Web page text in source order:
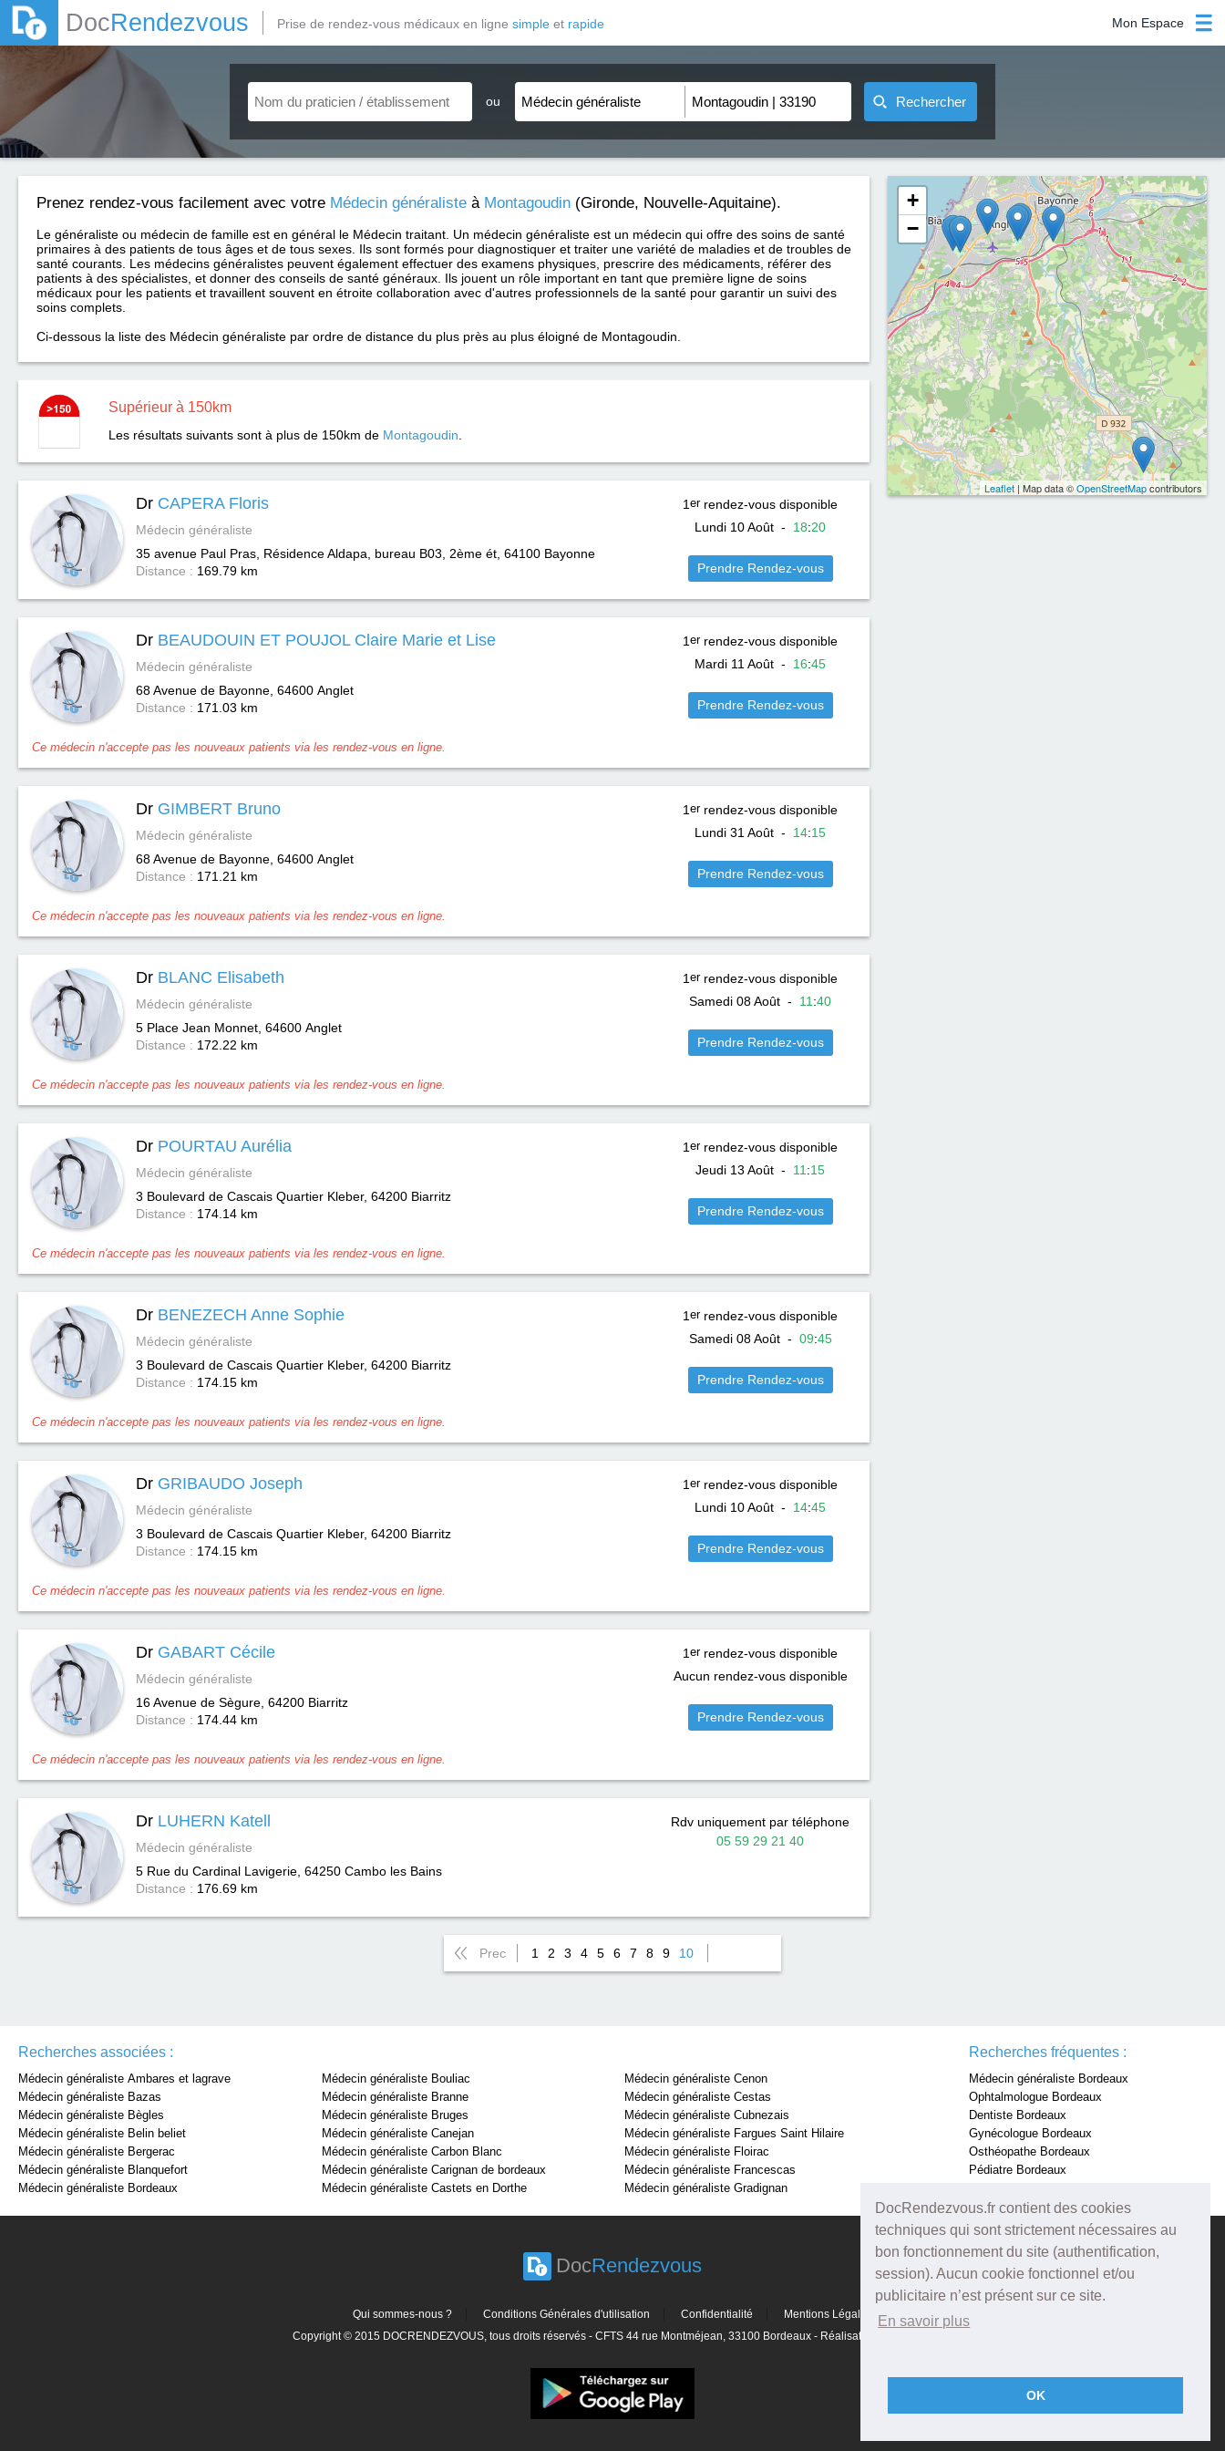
DocRendezvous.fr contient des cookies
techniques qui sont strictement nécessaires au
bon fonctionnement du site (authentification,
session). Aucun cookie fonctionnel et/ou
publicitaire n’est présent sur ce site.
En savoir plus
OK
DocRendezvous Prise de rendez-vous médicaux en ligne simple et rapide Mon Espace
ou Rechercher
+
−
Leaflet| Map data ©OpenStreetMapcontributors
Prenez rendez-vous facilement avec votre Médecin généraliste à Montagoudin (Gironde, Nouvelle-Aquitaine).
Le généraliste ou médecin de famille est en général le Médecin traitant. Un médecin généraliste est un médecin qui offre des soins de santé
primaires à des patients de tous âges et de tous sexes. Ils sont formés pour diagnostiquer et traiter une variété de maladies et de troubles de
santé courants. Les médecins généralistes peuvent également effectuer des examens physiques, prescrire des médicaments, référer des
patients à des spécialistes, et donner des conseils de santé généraux. Ils jouent un rôle important en tant que première ligne de soins
médicaux pour les patients et travaillent souvent en étroite collaboration avec d'autres professionnels de la santé pour garantir un suivi des
soins complets.
Ci-dessous la liste des Médecin généraliste par ordre de distance du plus près au plus éloigné de Montagoudin.
Supérieur à 150km
Les résultats suivants sont à plus de 150km de Montagoudin
Dr CAPERA Floris
Médecin généraliste
35 avenue Paul Pras, Résidence Aldapa, bureau B03, 2ème ét, 64100 Bayonne
Distance : 169.79 km
1 errendez-vous disponible
Lundi 10 Août - 18:20
Prendre Rendez-vous
Dr BEAUDOUIN ET POUJOL Claire Marie et Lise
Médecin généraliste
68 Avenue de Bayonne, 64600 Anglet
Distance : 171.03 km
1 errendez-vous disponible
Mardi 11 Août - 16:45
Prendre Rendez-vous
Ce médecin n'accepte pas les nouveaux patients via les rendez-vous en ligne.
Dr GIMBERT Bruno
Médecin généraliste
68 Avenue de Bayonne, 64600 Anglet
Distance : 171.21 km
1 errendez-vous disponible
Lundi 31 Août - 14:15
Prendre Rendez-vous
Ce médecin n'accepte pas les nouveaux patients via les rendez-vous en ligne.
Dr BLANC Elisabeth
Médecin généraliste
5 Place Jean Monnet, 64600 Anglet
Distance : 172.22 km
1 errendez-vous disponible
Samedi 08 Août - 11 :40
Prendre Rendez-vous
Ce médecin n'accepte pas les nouveaux patients via les rendez-vous en ligne.
Dr POURTAU Aurélia
Médecin généraliste
3 Boulevard de Cascais Quartier Kleber, 64200 Biarritz
Distance : 174.14 km
1 errendez-vous disponible
Jeudi 13 Août - 11 :15
Prendre Rendez-vous
Ce médecin n'accepte pas les nouveaux patients via les rendez-vous en ligne.
Dr BENEZECH Anne Sophie
Médecin généraliste
3 Boulevard de Cascais Quartier Kleber, 64200 Biarritz
Distance : 174.15 km
1 errendez-vous disponible
Samedi 08 Août- 09:45
Prendre Rendez-vous
Ce médecin n'accepte pas les nouveaux patients via les rendez-vous en ligne.
Dr GRIBAUDO Joseph
Médecin généraliste
3 Boulevard de Cascais Quartier Kleber, 64200 Biarritz
Distance : 174.15 km
1 errendez-vous disponible
Lundi 10 Août - 14:45
Prendre Rendez-vous
Ce médecin n'accepte pas les nouveaux patients via les rendez-vous en ligne.
Dr GABART Cécile
Médecin généraliste
16 Avenue de Sègure, 64200 Biarritz
Distance : 174.44 km
1 errendez-vous disponible
Aucun rendez-vous disponible
Prendre Rendez-vous
Ce médecin n'accepte pas les nouveaux patients via les rendez-vous en ligne.
Dr LUHERN Katell
Médecin généraliste
5 Rue du Cardinal Lavigerie, 64250 Cambo les Bains
Distance : 176.69 km
Rdv uniquement par téléphone
05 59 29 21 40
Prec 1 2 3 4 5 6 7 8 9 10
Recherches associées :
Médecin généraliste Ambares et lagrave
Médecin généraliste Bazas
Médecin généraliste Bègles
Médecin généraliste Belin beliet
Médecin généraliste Bergerac
Médecin généraliste Blanquefort
Médecin généraliste Bordeaux
Médecin généraliste Bouliac
Médecin généraliste Branne
Médecin généraliste Bruges
Médecin généraliste Canejan
Médecin généraliste Carbon Blanc
Médecin généraliste Carignan de bordeaux
Médecin généraliste Castets en Dorthe
Médecin généraliste Cenon
Médecin généraliste Cestas
Médecin généraliste Cubnezais
Médecin généraliste Fargues Saint Hilaire
Médecin généraliste Floirac
Médecin généraliste Francescas
Médecin généraliste Gradignan
Recherches fréquentes :
Médecin généraliste Bordeaux
Ophtalmologue Bordeaux
Dentiste Bordeaux
Gynécologue Bordeaux
Osthéopathe Bordeaux
Pédiatre Bordeaux
DocRendezvous
Qui sommes-nous ? Conditions Générales d'utilisation Confidentialité
Mentions Légales
Copyright © 2015 DOCRENDEZVOUS, tous droits réservés - CFTS 44 rue Montméjean, 33100 Bordeaux - Réalisation :